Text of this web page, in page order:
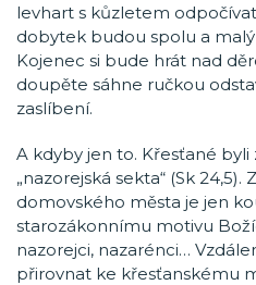
levhart s kůzletem
dobytek budou spolu a
Kojenec si bude hrát nad
doupěte sáhne ručkou
zaslíbení.
A kdyby jen to. Křesťané byli
„nazorejská sekta“ (Sk 24,5).
domovského města je jen
starozákonnímu motivu
nazorejci, nazarénci…
přirovnat ke křesťanskému